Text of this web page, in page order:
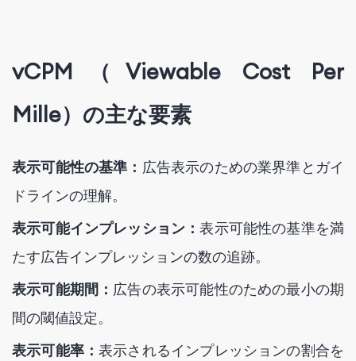
vCPM（Viewable Cost Per
Mille）の主な要素
表示可能性の基準： 広告表示のための業界準とガイ
ドラインの理解。
表示可能インプレッション：表示可能性の基準を満
たす広告インプレッションの数の追跡。
表示可能期間： 広告の表示可能性のための最小の期
間の閾値設定。
表示可能率：表示されるインプレッションの割合を